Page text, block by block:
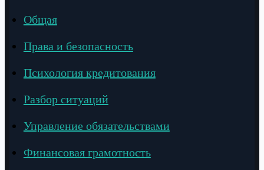
Общая
Права и безопасность
Психология кредитования
Разбор ситуаций
Управление обязательствами
Финансовая грамотность